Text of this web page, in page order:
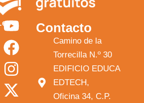
Y
o
u
t
u
F
a
c
e
b
I
n
s
t
a
X
-
t
w
i
Contacto
Camino de la
Torrecilla N.º 30
EDIFICIO EDUCA
EDTECH,
Oficina 34, C.P.